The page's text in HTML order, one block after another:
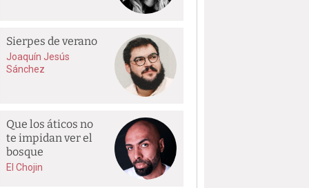
Sierpes de verano
Joaquín Jesús
Sánchez
Que los áticos no
te impidan ver el
bosque
El Chojin